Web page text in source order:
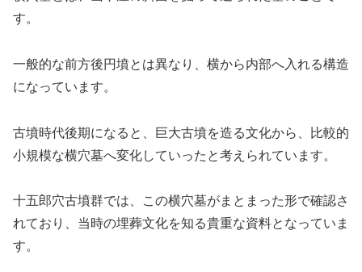
す。
一般的な前方後円墳とは異なり、横から内部へ入れる構造
になっています。
古墳時代後期になると、巨大古墳を造る文化から、比較的
小規模な横穴墓へ変化していったと考えられています。
十五郎穴古墳群では、この横穴墓がまとまった形で確認さ
れており、当時の埋葬文化を知る貴重な資料となっていま
す。